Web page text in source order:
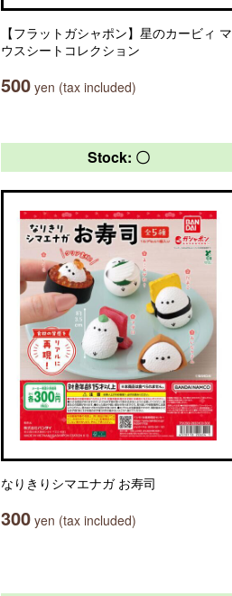
【フラットガシャポン】星のカービィ マ
ウスシートコレクション
500 yen (tax included)
Stock: 〇
なりきりシマエナガ お寿司
300 yen (tax included)